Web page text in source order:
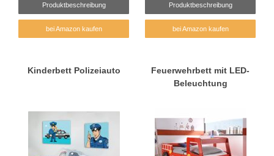
Produktbeschreibung
bei Amazon kaufen
Produktbeschreibung
bei Amazon kaufen
Kinderbett Polizeiauto
Feuerwehrbett mit LED-
Beleuchtung